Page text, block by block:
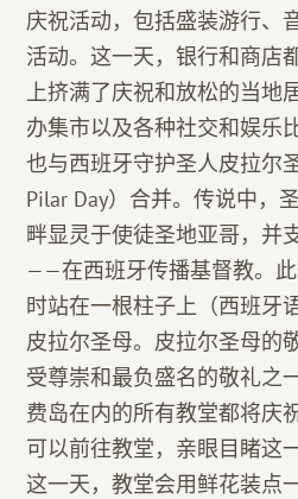
庆祝活动，包括盛装游行、
活动。这一天，银行和商店
上挤满了庆祝和放松的当地
办集市以及各种社交和娱乐
也与西班牙守护圣人皮拉尔
Pilar Day）合并。传说中，
畔显灵于使徒圣地亚哥，并
——在西班牙传播基督教。
时站在一根柱子上（西班牙
皮拉尔圣母。皮拉尔圣母的
受尊崇和最负盛名的敬礼之
费岛在内的所有教堂都将庆
可以前往教堂，亲眼目睹这
这一天，教堂会用鲜花装点